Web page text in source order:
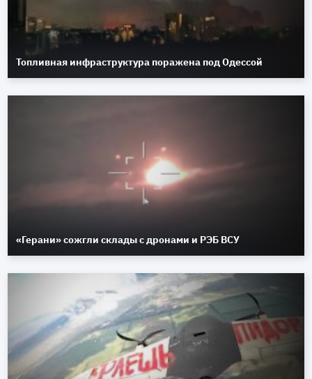
Топливная инфраструктура поражена под Одессой
«Герани» сожгли склады с дронами и РЭБ ВСУ